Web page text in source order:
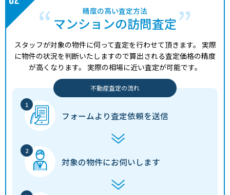
精度の高い査定方法
マンションの訪問査定
スタッフが対象の物件に伺って査定を行わせて頂きます。 実際
に物件の状況を判断いたしますので算出される査定価格の精度
が高くなります。 実際の相場に近い査定が可能です。
不動産査定の流れ
フォームより査定依頼を送信
対象の物件にお伺いします